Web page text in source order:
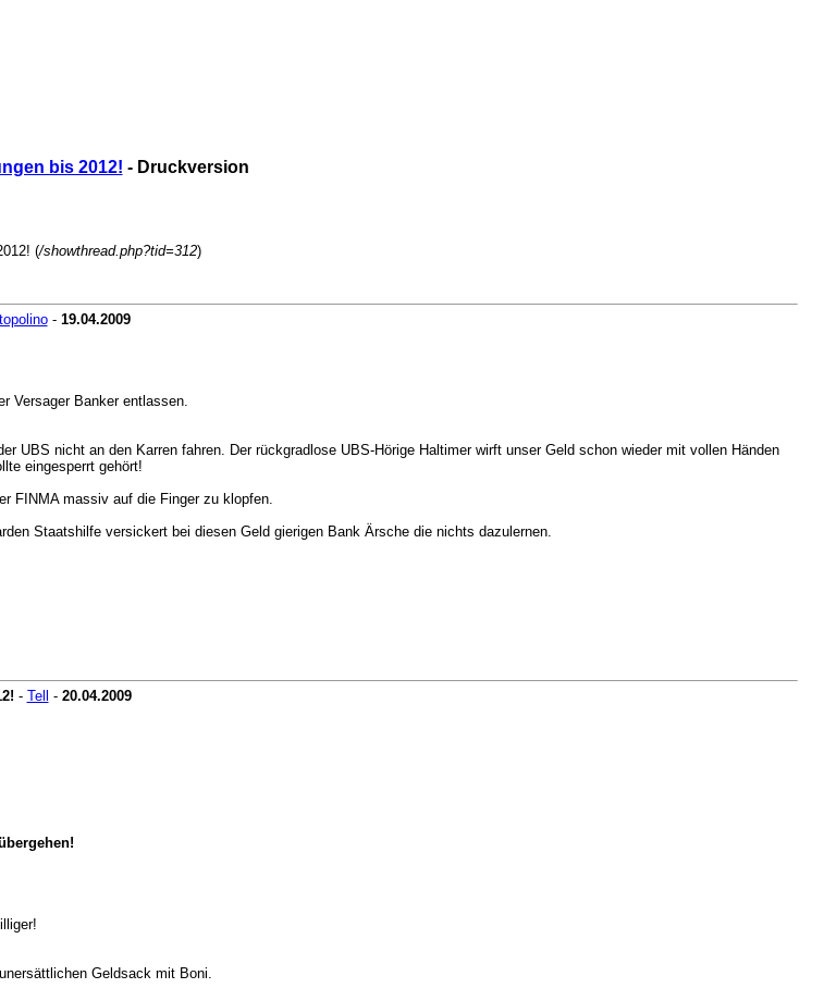
bis 2012! - Druckversion
(/showthread.php?tid=312)
topolino- 19.04.2009
Versager Banker entlassen.
UBS nicht an den Karren fahren. Der rückgradlose UBS-Hörige Haltimer wirft unser Geld schon wieder mit vollen Händen
eingesperrt gehört!
FINMA massiv auf die Finger zu klopfen.
Staatshilfe versickert bei diesen Geld gierigen Bank Ärsche die nichts dazulernen.
- Tell - 20.04.2009
Geldsack mit Boni.